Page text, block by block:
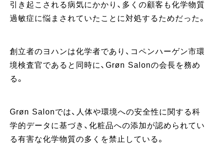
引き起こされる病気にかかり、多くの顧客も化学物質
過敏症に悩まされていたことに対処するためだった。
創立者のヨハンは化学者であり、コペンハーゲン市環
境検査官であると同時に、Grøn Salonの会長を務め
る。
Grøn Salonでは、⼈体や環境への安全性に関する科
学的データに基づき、化粧品への添加が認められてい
る有害な化学物質の多くを禁⽌している。